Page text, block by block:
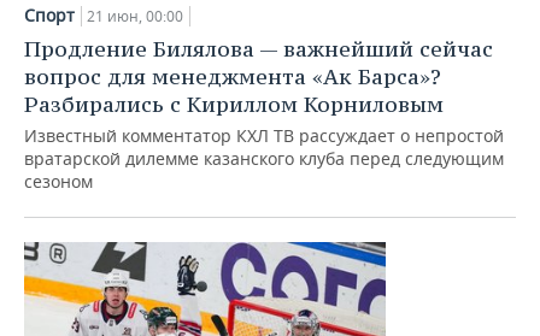
НЕФТЕХИМИЯ
НЕФТЬ
ОПК
ЭНЕРГЕТИКА
РОЗНИЧНАЯ ТОРГОВЛЯ
ТРАНСПОРТ
УСЛУГИ
НОВОСТИ ТЕХНОЛОГИЙ
IT
МЕДИА
ТЕЛЕКОММУНИКАЦИИ
МЕРОПРИЯТИЯ
НОВОСТИ МЕРОПРИЯТИЙ
ВЫЕЗДНАЯ РЕДАКЦИЯ
БИЗНЕС-БРАНЧИ
ONLINE-КОНФЕРЕНЦИИ
ОТКРЫТАЯ ЛЕКЦИЯ
СПОРТ
НОВОСТИ СПОРТА
ФУТБОЛ
ХОККЕЙ
БАСКЕТБОЛ
ОБЩЕСТВО
НОВОСТИ ОБЩЕСТВА
ВЛАСТЬ
ИНФРАСТРУКТУРА
ФОТОГАЛЕРЕЯ
СЮЖЕТЫ
СПРАВОЧНИК
Спорт 21 июн, 00:00
Продление Билялова — важнейший сейчас
вопрос для менеджмента «Ак Барса»?
Разбирались с Кириллом Корниловым
Известный комментатор КХЛ ТВ рассуждает о непростой
вратарской дилемме казанского клуба перед следующим
сезоном